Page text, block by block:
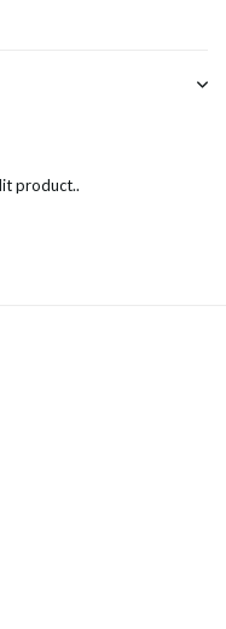
product..